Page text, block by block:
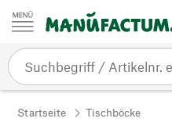
Zum Inhalt springen
Startseite Tischböcke